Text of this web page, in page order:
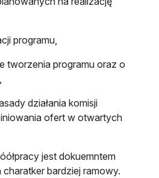
programu,
tworzenia programu oraz o
działania komisji
ofert w otwartych
jest dokuemntem
bardziej ramowy.